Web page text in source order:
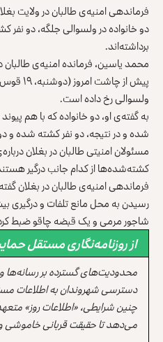
فرماندهی امنیه‌ی طالبان در ولایت
دو خانواده در ولسوالی جلگه، دو نفر
برداشته‌اند.
محمد یاسین، فرمانده امنیه‌ی
پیش از
ولسوالی رخ داده است.
به گفته‌ی او، دو خانواده که با هم
شده و در نتیجه، دو نفر کشته شده و دو
مسئولان امنیتی طالبان در بغلان
کشته‌شده‌ها از کدام جانب درگیر
فرماندهی امنیه‌ی طالبان در بغلان
رسیدن به محل مانع تلفات و درگیری
شاجور مرمی و یک قبضه چاقو ضبط
از روزنامه‌نگاری مستقل
محدودیت‌های گسترده بر رسانه‌ها
دسترسی شهروندان به اطلاعات
چنین شرایطی، «اطلاعات روز»
می‌دهد تا حقیقت قربانی